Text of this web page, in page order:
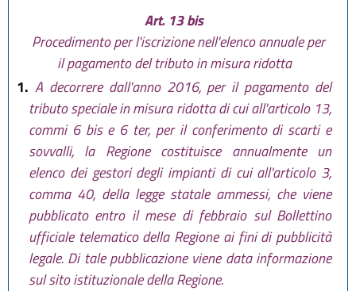
Art. 13 bis
Procedimento per l'iscrizione nell'elenco annuale per
il pagamento del tributo in misura ridotta
1. A decorrere dall'anno 2016, per il pagamento del
tributo speciale in misura ridotta di cui all'articolo 13,
commi 6 bis e 6 ter, per il conferimento di scarti e
sovvalli, la Regione costituisce annualmente un
elenco dei gestori degli impianti di cui all'articolo 3,
comma 40, della legge statale ammessi, che viene
pubblicato entro il mese di febbraio sul Bollettino
ufficiale telematico della Regione ai fini di pubblicità
legale. Di tale pubblicazione viene data informazione
sul sito istituzionale della Regione.